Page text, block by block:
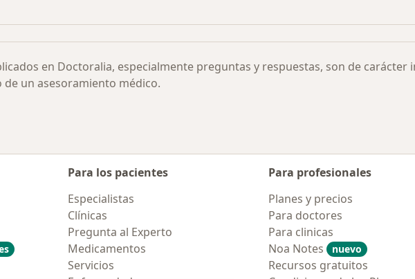
en Doctoralia, especialmente preguntas y respuestas, son de
un asesoramiento médico.
Para los pacientes
Especialistas
Clínicas
Pregunta al Experto
Medicamentos
Servicios
Para profesionales
Planes y precios
Para doctores
Para clinicas
Noa Notes
nuevo
Recursos gratuitos